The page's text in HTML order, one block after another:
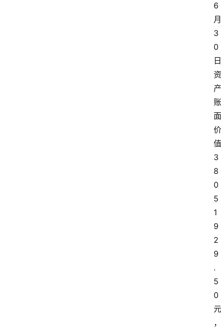
6
月
3
0
日
资
产
账
面
价
值
3
8
0
5
1
9
2
9
.
5
0
元
，